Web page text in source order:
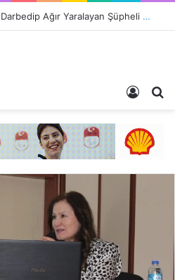
Ortopedik Engelli Bireyi Darbedip Ağır Yaralayan Şüpheli Tutuklandı
Giriş